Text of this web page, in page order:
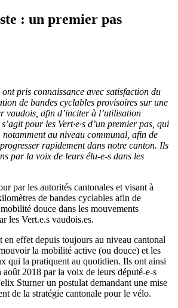
: un premier pas
ont pris connaissance avec satisfaction du
de bandes cyclables provisoires sur une
vaudois, afin d’inciter à l’utilisation
pour les Vert∙e∙s d’un premier pas, qui
notamment au niveau communal, afin de
rapidement dans notre canton. Ils
par la voix de leurs élu-e-s dans les
par les autorités cantonales et visant à
de bandes cyclables afin de
douce dans les mouvements
les Vert.e.s vaudois.es.
en effet depuis toujours au niveau cantonal
la mobilité active (ou douce) et les
qui la pratiquent au quotidien. Ils ont ainsi
août 2018 par la voix de leurs député-e-s
Sturner un postulat demandant une mise
de la stratégie cantonale pour le vélo.